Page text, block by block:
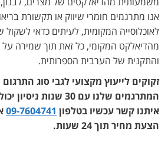
אנו מתרגמים חומרי שיווק או תקשורת
לאוכלוסייה המקומית, לעיתים כדאי לשקול
מהדיאלקט המקומי, כל זאת תוך שמירה
והתקנית של הערבית הספרותית.
זקוקים לייעוץ מקצועי לגבי סוג
המתרגמים שלנו עם 30
איתנו קשר עכשיו בטלפון 09-7604741
הצעת מחיר תוך 24 שעות.